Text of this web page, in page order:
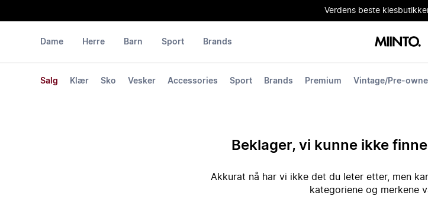
Verdens beste
Dame
Salg Klær Sko Vesker Accessories Sport Brands Premium Vintage/Pre-
Herre Barn Sport Brands
Beklager, vi kunne ikke
Akkurat nå har vi ikke det du leter etter, men
kategoriene og merkene